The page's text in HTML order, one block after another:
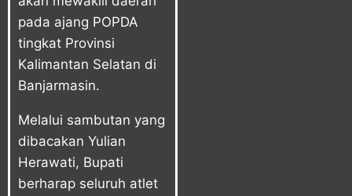
pada ajang POPDA
tingkat Provinsi
Kalimantan Selatan di
Banjarmasin.
Melalui sambutan yang
dibacakan Yulian
Herawati, Bupati
berharap seluruh atlet